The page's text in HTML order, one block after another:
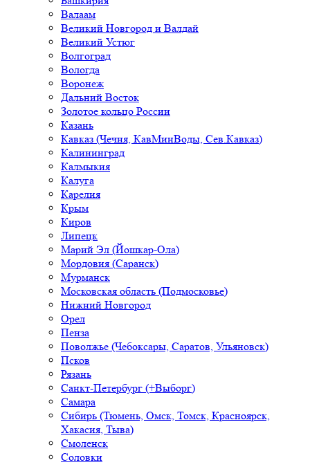
Валаам
Великий Новгород и Валдай
Великий Устюг
Волгоград
Вологда
Воронеж
Дальний Восток
Золотое кольцо России
Казань
Кавказ (Чечня, КавМинВоды, Сев.Кавказ)
Калининград
Калмыкия
Калуга
Карелия
Крым
Киров
Липецк
Марий Эл (Йошкар-Ола)
Мордовия (Саранск)
Мурманск
Московская область (Подмосковье)
Нижний Новгород
Орел
Пенза
Поволжье (Чебоксары, Саратов, Ульяновск)
Псков
Рязань
Санкт-Петербург (+Выборг)
Самара
Сибирь (Тюмень, Омск, Томск, Красноярск,
Хакасия, Тыва)
Смоленск
Соловки